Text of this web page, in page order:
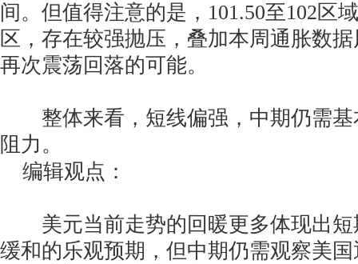
间。但值得注意的是，101.50至102区
区，存在较强抛压，叠加本周通胀数
再次震荡回落的可能。
整体来看，短线偏强，中期仍需基
阻力。
编辑观点：
美元当前走势的回暖更多体现出短
缓和的乐观预期，但中期仍需观察美